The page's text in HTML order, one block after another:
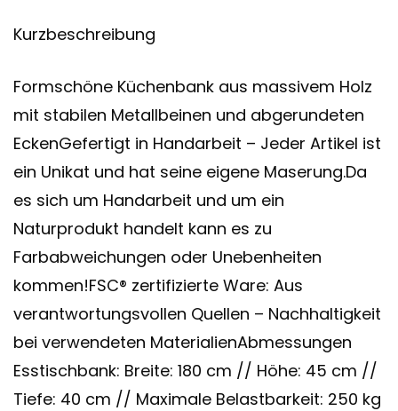
Kurzbeschreibung
Formschöne Küchenbank aus massivem Holz
mit stabilen Metallbeinen und abgerundeten
EckenGefertigt in Handarbeit – Jeder Artikel ist
ein Unikat und hat seine eigene Maserung.Da
es sich um Handarbeit und um ein
Naturprodukt handelt kann es zu
Farbabweichungen oder Unebenheiten
kommen!FSC® zertifizierte Ware: Aus
verantwortungsvollen Quellen – Nachhaltigkeit
bei verwendeten MaterialienAbmessungen
Esstischbank: Breite: 180 cm // Höhe: 45 cm //
Tiefe: 40 cm // Maximale Belastbarkeit: 250 kg